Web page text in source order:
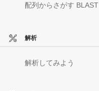
配列からさがす BLAST
解析
解析してみよう